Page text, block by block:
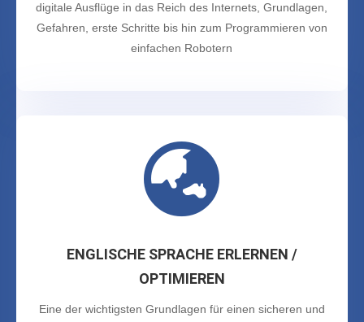
digitale Ausflüge in das Reich des Internets, Grundlagen,
Gefahren, erste Schritte bis hin zum Programmieren von
einfachen Robotern

ENGLISCHE SPRACHE ERLERNEN /
OPTIMIEREN
Eine der wichtigsten Grundlagen für einen sicheren und